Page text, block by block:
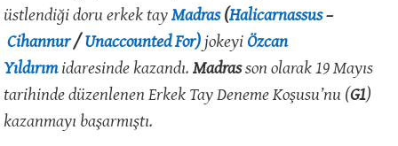
üstlendiği doru erkek tayMadras(Halicarnassus–
Cihannur/Unaccounted For)jokeyiÖzcan
Yıldırımidaresinde kazandı.Madrasson olarak 19 Mayıs
tarihinde düzenlenen Erkek Tay Deneme Koşusu’nu (G1)
kazanmayı başarmıştı.